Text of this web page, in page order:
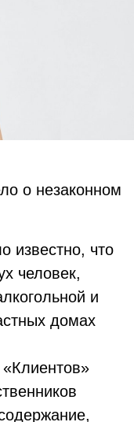
о незаконном
известно, что
человек,
и
домах